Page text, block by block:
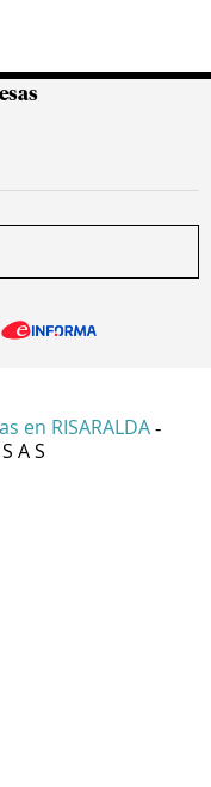
en RISARALDA -
A S